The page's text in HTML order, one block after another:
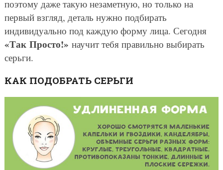
поэтому даже такую незаметную, но только на
первый взгляд, деталь нужно подбирать
индивидуально под каждую форму лица. Сегодня
«Так Просто!» научит тебя правильно выбирать
серьги.
КАК ПОДОБРАТЬ СЕРЬГИ